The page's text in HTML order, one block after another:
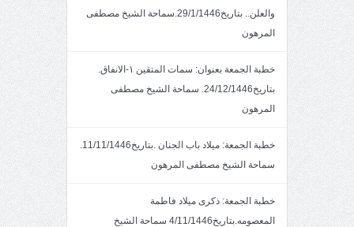
والعلن.. بتاريخ29/1/1446.سماحة الشيخ مصطفى
المرهون
خطبة الجمعة بعنوان: سمات المتقين ١-الانفاق.
بتاريخ24/12/1446. سماحة الشيخ مصطفى
المرهون
خطبة الجمعة: ميلاد باب الجنان .بتاريخ11/11/1446.
سماحة الشيخ مصطفى المرهون
خطبة الجمعة: ذكرى ميلاد فاطمة
المعصومه.بتاريخ4/11/1446 سماحة الشيخ